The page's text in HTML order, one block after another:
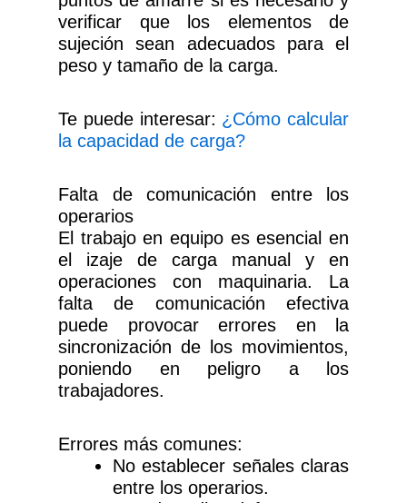
verificar que los elementos de
sujeción sean adecuados para el
peso y tamaño de la carga.
Te puede interesar: ¿Cómo calcular
la capacidad de carga?
Falta de comunicación entre los
operarios
El trabajo en equipo es esencial en
el izaje de carga manual y en
operaciones con maquinaria. La
falta de comunicación efectiva
puede provocar errores en la
sincronización de los movimientos,
poniendo en peligro a los
trabajadores.
Errores más comunes:
No establecer señales claras
entre los operarios.